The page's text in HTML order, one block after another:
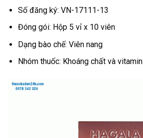
Số đăng ký: VN-17111-13
Đóng gói: Hộp 5 vỉ x 10 viên
Dạng bào chế: Viên nang
Nhóm thuốc: Khoáng chất và vitamin